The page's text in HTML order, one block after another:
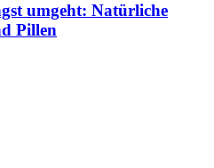
umgeht: Natürliche
Pillen